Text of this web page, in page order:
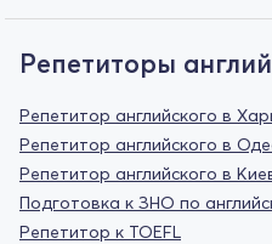
Репетиторы
Репетитор английского в
Репетитор английского в
Репетитор английского в
Подготовка к ЗНО по
Репетитор к TOEFL